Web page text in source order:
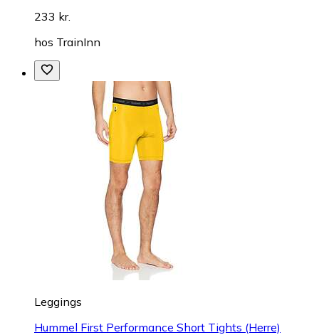
233 kr.
hos TrainInn
Leggings
Hummel First Performance Short Tights (Herre)